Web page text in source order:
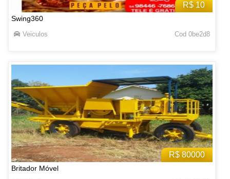
R$ 10
Swing360
Veiculos Cod 0be2d8
R$ 80000
Britador Móvel